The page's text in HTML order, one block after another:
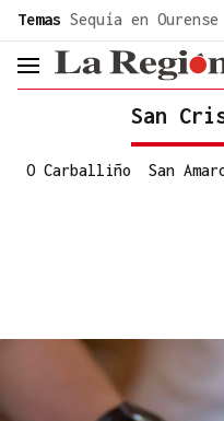
common.go-to-content
Temas Sequía en Ourense
header.menu.open
San
O Carballiño San